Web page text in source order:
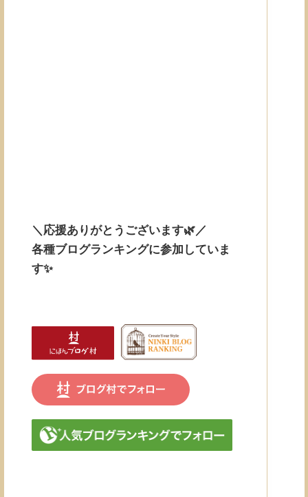
＼応援ありがとうございます🌿／
各種ブログランキングに参加していま
す✨